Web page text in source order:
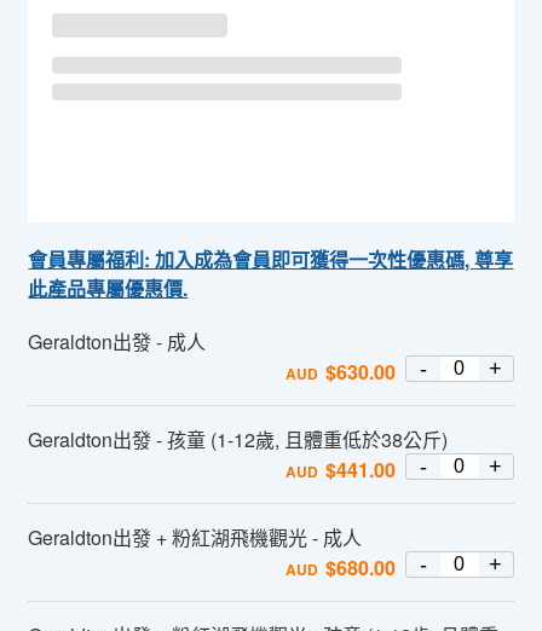
會員專屬福利: 加入成為會員即可獲得一次性優惠碼, 尊享
此產品專屬優惠價.
Geraldton出發 - 成人
AUD $630.00 - +
Geraldton出發 - 孩童 (1-12歲, 且體重低於38公斤)
AUD $441.00 - +
Geraldton出發 + 粉紅湖飛機觀光 - 成人
AUD $680.00 - +